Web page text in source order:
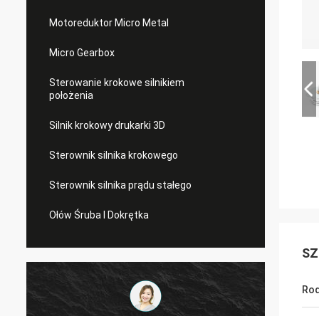
Motoreduktor Micro Metal
Micro Gearbox
Sterowanie krokowe silnikiem
położenia
Silnik krokowy drukarki 3D
Sterownik silnika krokowego
Sterownik silnika prądu stałego
Ołów Śruba I Dokrętka